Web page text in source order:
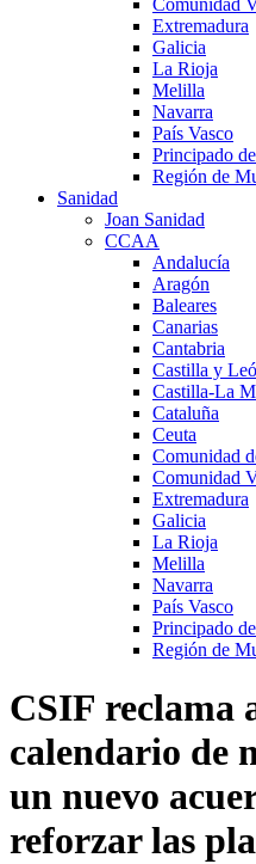
Extremadura
Galicia
La Rioja
Melilla
Navarra
País Vasco
Principado
Región de
Sanidad
Joan Sanidad
CCAA
Andalucía
Aragón
Baleares
Canarias
Cantabria
Castilla y
Castilla-La
Cataluña
Ceuta
Comunidad
Comunidad
Extremadura
Galicia
La Rioja
Melilla
Navarra
País Vasco
Principado
Región de
CSIF reclama
calendario de
un nuevo
reforzar las